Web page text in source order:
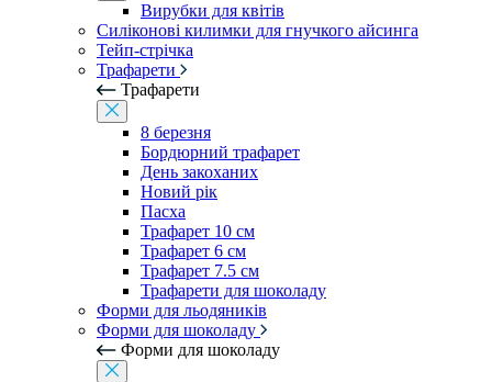
Вирубки для квітів
Силіконові килимки для гнучкого айсинга
Тейп-стрічка
Трафарети
Трафарети
8 березня
Бордюрний трафарет
День закоханих
Новий рік
Пасха
Трафарет 10 см
Трафарет 6 см
Трафарет 7.5 см
Трафарети для шоколаду
Форми для льодяників
Форми для шоколаду
Форми для шоколаду